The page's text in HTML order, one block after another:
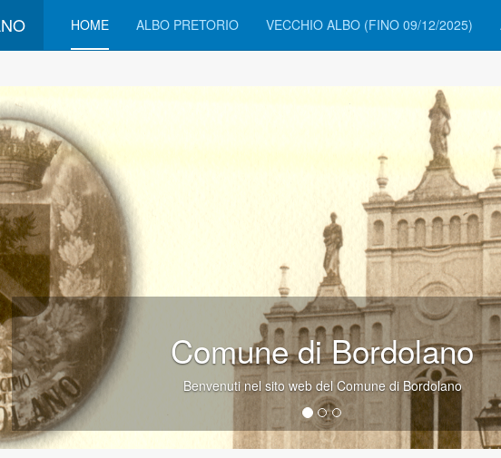
HOME ALBO PRETORIO VECCHIO ALBO (FINO 09/12/2025)
Comune di Bordolano
Benvenuti nel sito web del Comune di Bordolano